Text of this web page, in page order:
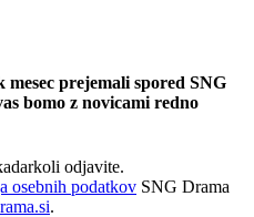
mesec prejemali spored SNG
bomo z novicami redno
odjavite.
osebnih podatkov SNG Drama
.